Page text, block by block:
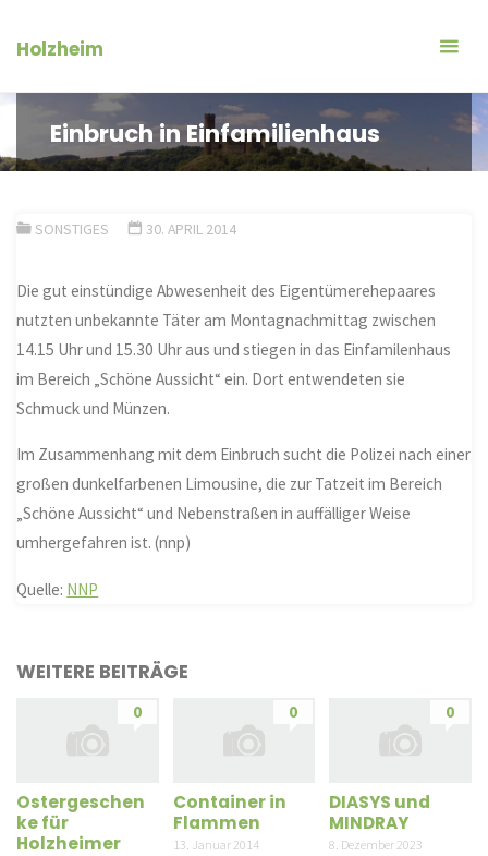
InhaltHolzheim
Einbruch in Einfamilienhaus
SONSTIGES 30. APRIL 2014
Die gut einstündige Abwesenheit des Eigentümerehepaares
nutzten unbekannte Täter am Montagnachmittag zwischen
14.15 Uhr und 15.30 Uhr aus und stiegen in das Einfamilenhaus
im Bereich „Schöne Aussicht“ ein. Dort entwendeten sie
Schmuck und Münzen.
Im Zusammenhang mit dem Einbruch sucht die Polizei nach einer
großen dunkelfarbenen Limousine, die zur Tatzeit im Bereich
„Schöne Aussicht“ und Nebenstraßen in auffälliger Weise
umhergefahren ist. (nnp)
Quelle: NNP
WEITERE BEITRÄGE
0
Ostergeschen
ke für
Holzheimer
0
Container in
Flammen
13. Januar 2014
0
DIASYS und
MINDRAY
8. Dezember 2023